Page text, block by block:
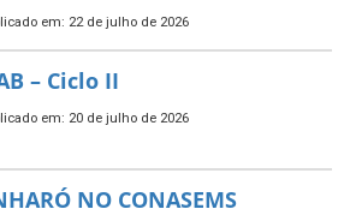
em: 22 de julho de 2026
– Ciclo II
em: 20 de julho de 2026
NO CONASEMS